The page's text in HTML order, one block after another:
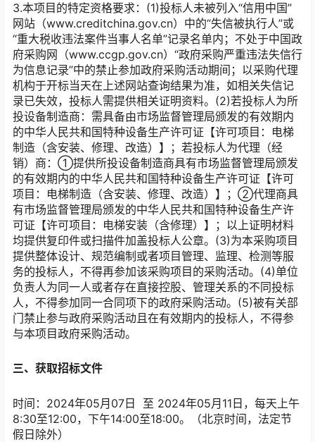
3.本项目的特定资格要求：(1)投标人未被列入“信用中国”
网站（www.creditchina.gov.cn）中的“失信被执行人”或
“重大税收违法案件当事人名单”记录名单内；不处于中国政
府采购网（www.ccgp.gov.cn）“政府采购严重违法失信行
为信息记录”中的禁止参加政府采购活动期间；以采购代理
机构于开标当天在上述网站查询结果为准，如相关失信记
录已失效，投标人需提供相关证明资料。(2)若投标人为所
投设备制造商：需具备由市场监督管理局颁发的有效期内
的中华人民共和国特种设备生产许可证【许可项目：电梯
制造（含安装、修理、改造）】；若投标人为代理（经
销）商：①提供所投设备制造商具有市场监督管理局颁发
的有效期内的中华人民共和国特种设备生产许可证【许可
项目：电梯制造（含安装、修理、改造）】；②代理商具
有市场监督管理局颁发的中华人民共和国特种设备生产许
可证【许可项目：电梯安装（含修理）】；以上证明材料
均提供复印件或扫描件加盖投标人公章。(3)为本采购项目
提供整体设计、规范编制或者项目管理、监理、检测等服
务的投标人，不得再参加该采购项目的采购活动。(4)单位
负责人为同一人或者存在直接控股、管理关系的不同投标
人，不得参加同一合同项下的政府采购活动。(5)被有关部
门禁止参与政府采购活动且在有效期内的投标人，不得参
与本项目政府采购活动。
三、获取招标文件
时间：2024年05月07日 至 2024年05月11日，每天上午
8:30至12:00，下午14:00至18:00。（北京时间，法定节
假日除外）